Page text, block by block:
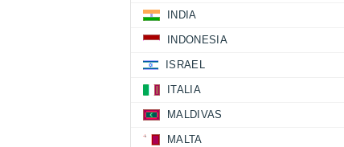
INDIA
INDONESIA
ISRAEL
ITALIA
MALDIVAS
MALTA